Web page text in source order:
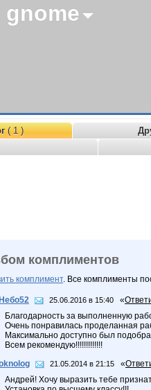
gnome
( 1 )
комплиментов
комплимент. Все комплименты
Небо52 25.06.2016 в 15:40 «
Благодарность за выполненную
Очень понравилась проделанная
Максимально доступно был
Всем рекомендую!!!!!!!!!!!!!
21.05.2014 в 21:15 «
Андрей! Хочу выразить тебе